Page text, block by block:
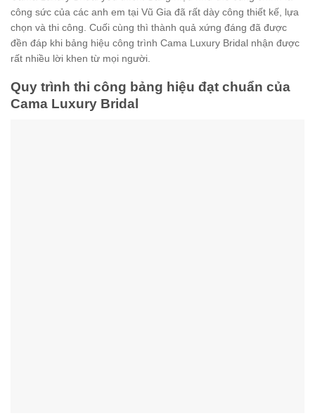
công sức của các anh em tại Vũ Gia đã rất dày công thiết kế, lựa
chọn và thi công. Cuối cùng thì thành quả xứng đáng đã được
đền đáp khi bảng hiệu công trình Cama Luxury Bridal nhận được
rất nhiều lời khen từ mọi người.
Quy trình thi công bảng hiệu đạt chuẩn của
Cama Luxury Bridal